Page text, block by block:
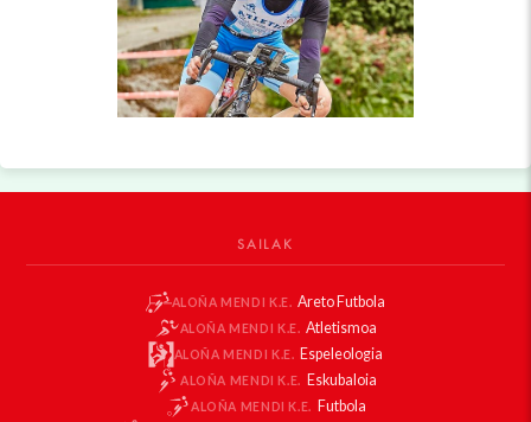
SAILAK
ALOÑA MENDI K.E. Areto Futbola
ALOÑA MENDI K.E. Atletismoa
ALOÑA MENDI K.E. Espeleologia
ALOÑA MENDI K.E. Eskubaloia
ALOÑA MENDI K.E. Futbola